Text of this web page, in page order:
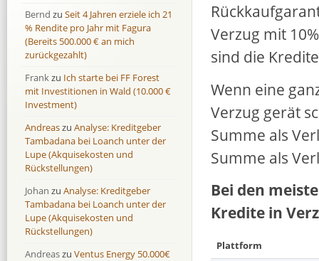
Verzug mit
sind die
Wenn eine
Verzug gerät
Summe als
Summe als
Bei den
Kredite in
Plattform
Finbee
43,2%
Finbee (CZK)
0,0 %
HeavyFinance
IUVO Group
-32,2 %
Lenndy
-314,6 %
Moncera
8,0 %
Monestro
9,1 %
Neo Finance
Omaraha
16,4 %
Finbee
35,2%
Finbee (CZK)
0,0 %
HeavyFinance
IUVO Group
-55,0 %
Lenndy
146,5 %
Moncera
11,1 %
Monestro
>1000%
Neo Finance
Omaraha
18,0 %
Bernd zu Seit 4 Jahren erziele ich 21
% Rendite pro Jahr mit Fagura
(Bereits 500.000 € an mich
zurückgezahlt)
Frankzu Ich starte bei FF Forest
mit Investitionen in Wald (10.000 €
Investment)
Andreaszu Analyse: Kreditgeber
Tambadana bei Loanch unter der
Lupe (Akquisekosten und
Rückstellungen)
Johan zu Analyse: Kreditgeber
Tambadana bei Loanch unter der
Lupe (Akquisekosten und
Rückstellungen)
Andreaszu Ventus Energy 50.000€